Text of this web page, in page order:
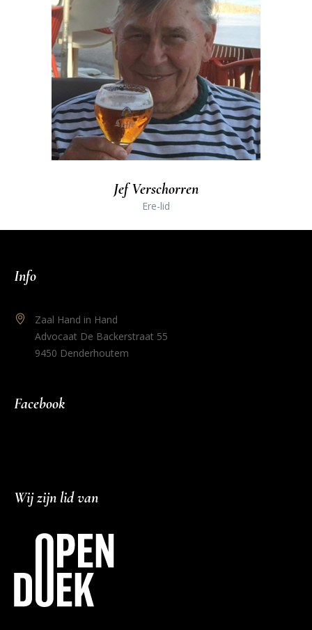
Jef Verschorren
Ere-lid
Info
Zaal Hand in Hand
Advocaat De Backerstraat 55
9450 Denderhoutem
Facebook
Wij zijn lid van